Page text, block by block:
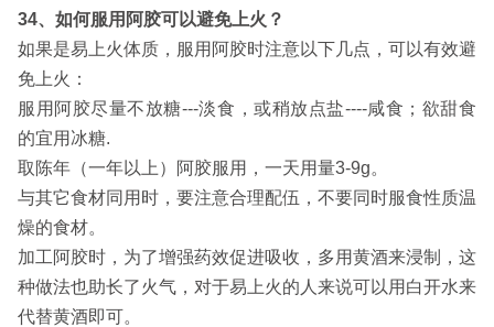
34、如何服用阿胶可以避免上火？
如果是易上火体质，服用阿胶时注意以下几点，可以有效避
免上火：
服用阿胶尽量不放糖---淡食，或稍放点盐----咸食；欲甜食
的宜用冰糖.
取陈年（一年以上）阿胶服用，一天用量3-9g。
与其它食材同用时，要注意合理配伍，不要同时服食性质温
燥的食材。
加工阿胶时，为了增强药效促进吸收，多用黄酒来浸制，这
种做法也助长了火气，对于易上火的人来说可以用白开水来
代替黄酒即可。